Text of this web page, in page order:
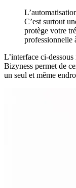
C’est surtout
protège votre
professionnelle
L’interface ci-
Bizyness permet de
un seul et même